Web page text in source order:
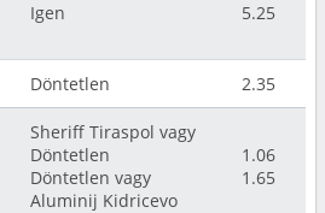
Igen 5.25
Döntetlen 2.35
Sheriff Tiraspol vagy
Döntetlen
Döntetlen vagy
Aluminij Kidricevo
1.06
1.65